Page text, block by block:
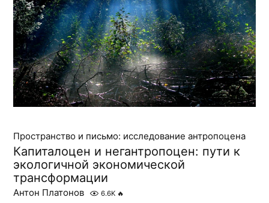
Пространство и письмо: исследование антропоцена
Капиталоцен и негантропоцен: пути к
экологичной экономической
трансформации
Антон Платонов 6.6K 🔥